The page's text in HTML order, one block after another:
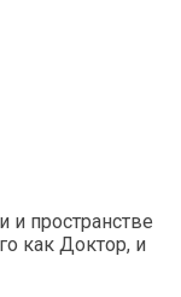
пространстве
как Доктор, и